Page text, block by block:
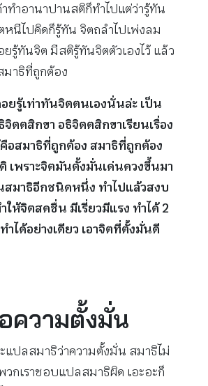
ทำอานาปานสติก็ทำไปแต่ว่ารู้ทัน
หนีไปคิดก็รู้ทัน จิตถลำไปเพ่งลม
ยรู้ทันจิต มีสติรู้ทันจิตตัวเองไว้ แล้ว
มาธิที่ถูกต้อง
ยรู้เท่าทันจิตตนเองนั่นล่ะ เป็น
ตตสิกขา อธิจิตตสิกขาเรียนเรื่อง
อสมาธิที่ถูกต้อง สมาธิที่ถูกต้อง
เพราะจิตมันตั้งมั่นเด่นดวงขึ้นมา
มาธิอีกชนิดหนึ่ง ทำไปแล้วสงบ
ห้จิตสดชื่น มีเรี่ยวมีแรง ทำได้ 2
ำได้อย่างเดียว เอาจิตที่ตั้งมั่นดี
ความตั้งมั่น
แปลสมาธิว่าความตั้งมั่น สมาธิไม่
วกเราชอบแปลสมาธิผิด เอะอะก็